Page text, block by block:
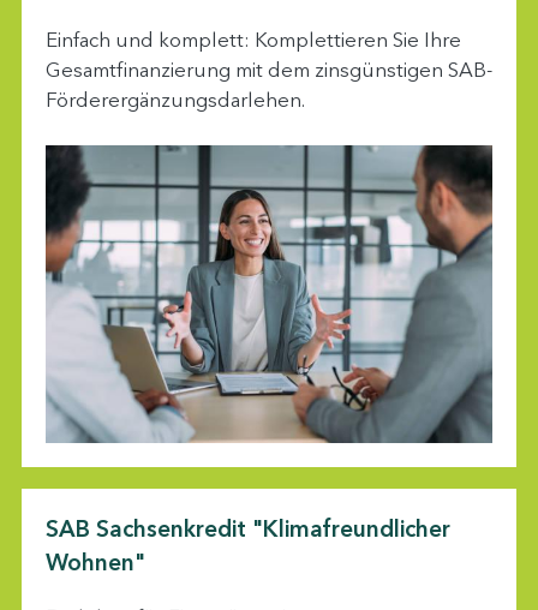
Einfach und komplett: Komplettieren Sie Ihre
Gesamtfinanzierung mit dem zinsgünstigen SAB-
Förderergänzungsdarlehen.
SAB Sachsenkredit "Klimafreundlicher
Wohnen"